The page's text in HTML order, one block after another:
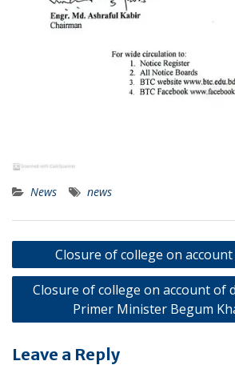
News news
Post
navigation
Closure of college on
Closure of college on account of
Primer Minister Begum
Leave a Reply